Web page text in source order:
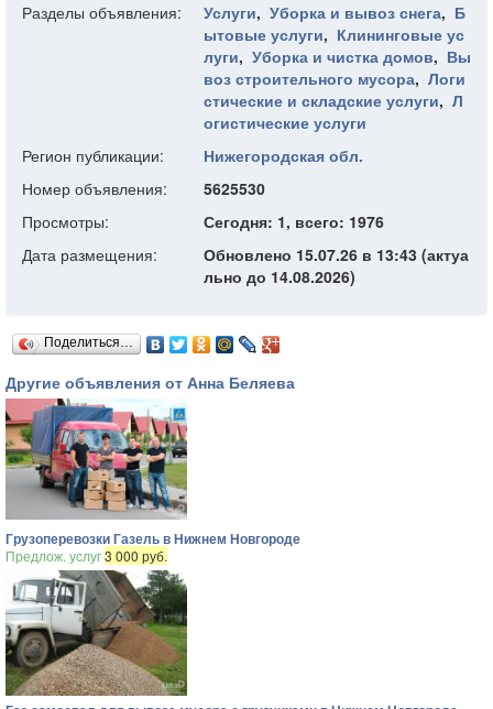
Разделы объявления: Услуги, Уборка и вывоз снега, Б
ытовые услуги, Клининговые ус
луги, Уборка и чистка домов, Вы
воз строительного мусора, Логи
стические и складские услуги, Л
огистические услуги
Регион публикации:
Нижегородская обл.
Номер объявления:
5625530
Просмотры:
Сегодня: 1, всего: 1976
Дата размещения:
Обновлено 15.07.26 в 13:43 (актуа
льно до 14.08.2026)
Поделиться…
Другие объявления от Анна Беляева
Грузоперевозки Газель в Нижнем Новгороде
Предлож. услуг3 000 руб.